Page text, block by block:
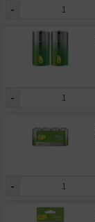
-
-
-